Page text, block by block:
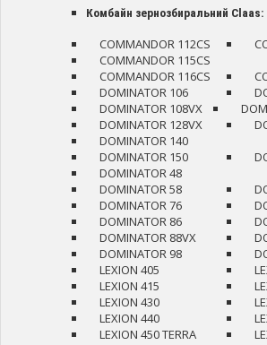
Комбайн зернозбиральний Claas:
COMMANDOR 112CS
COMMANDOR 115CS
COMMANDOR 116CS
DOMINATOR 106
DOMINATOR 108VX
DOMINATOR 128VX
DOMINATOR 140
DOMINATOR 150
DOMINATOR 48
DOMINATOR 58
DOMINATOR 76
DOMINATOR 86
DOMINATOR 88VX
DOMINATOR 98
LEXION 405
LEXION 415
LEXION 430
LEXION 440
LEXION 450 TERRA